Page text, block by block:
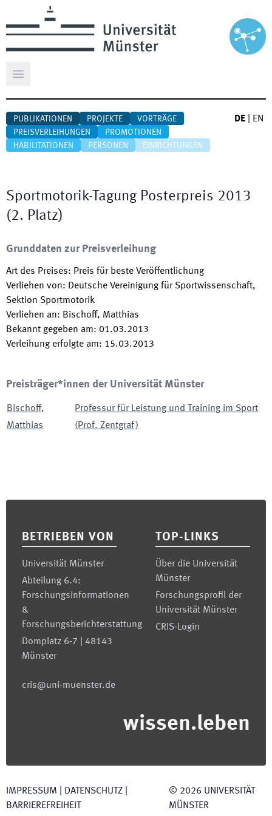
Hauptmenü öffnen
PUBLIKATIONEN PROJEKTE
VORTRÄGE
PREISVERLEIHUNGEN
PROMOTIONEN
HABILITATIONEN
PERSONEN EINRICHTUNGEN
DE EN
Sportmotorik-Tagung Posterpreis 2013
(2. Platz)
Grunddaten zur Preisverleihung
Art des Preises: Preis für beste Veröffentlichung
Verliehen von: Deutsche Vereinigung für Sportwissenschaft,
Sektion Sportmotorik
Verliehen an: Bischoff, Matthias
Bekannt gegeben am: 01.03.2013
Verleihung erfolgte am: 15.03.2013
Preisträger*innen der Universität Münster
Bischoff,
Matthias
Professur für Leistung und Training im Sport
(Prof. Zentgraf)
BETRIEBEN VON
Universität Münster
Abteilung 6.4:
Forschungsinformationen
&
Forschungsberichterstattung
Domplatz 6-7 | 48143
Münster
cris@uni-muenster.de
TOP-LINKS
Über die Universität
Münster
Forschungsprofil der
Universität Münster
CRIS-Login
wissen.leben
IMPRESSUM DATENSCHUTZ
BARRIEREFREIHEIT
© 2026 UNIVERSITÄT
MÜNSTER